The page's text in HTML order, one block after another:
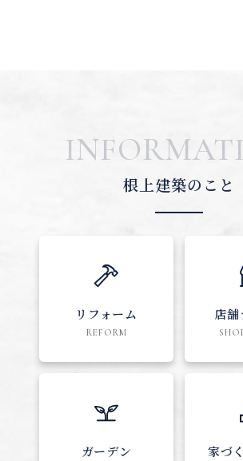
根上建築のこと
リフォーム
REFORM
店舗
ガーデン 家づ